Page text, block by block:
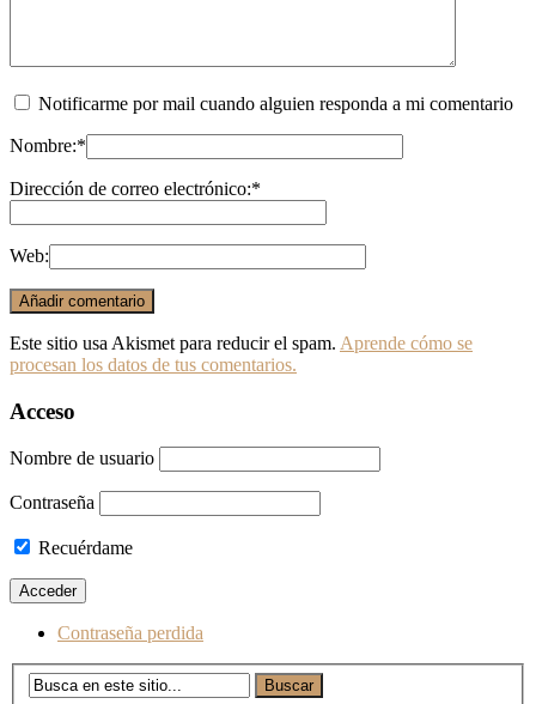
Notificarme por mail cuando alguien responda a mi comentario
Nombre:*
Dirección de correo electrónico:*
Web:
Este sitio usa Akismet para reducir el spam. Aprende cómo se
procesan los datos de tus comentarios.
Acceso
Nombre de usuario
Contraseña
Recuérdame
Contraseña perdida